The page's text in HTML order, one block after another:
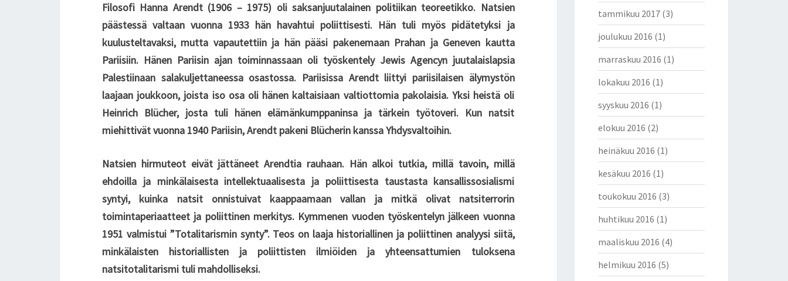
Filosofi Hanna Arendt (1906 – 1975) oli saksanjuutalainen politiikan teoreetikko. Natsien
päästessä valtaan vuonna 1933 hän havahtui poliittisesti. Hän tuli myös pidätetyksi ja
kuulusteltavaksi, mutta vapautettiin ja hän pääsi pakenemaan Prahan ja Geneven kautta
Pariisiin. Hänen Pariisin ajan toiminnassaan oli työskentely Jewis Agencyn juutalaislapsia
Palestiinaan salakuljettaneessa osastossa. Pariisissa Arendt liittyi pariisilaisen älymystön
laajaan joukkoon, joista iso osa oli hänen kaltaisiaan valtiottomia pakolaisia. Yksi heistä oli
Heinrich Blücher, josta tuli hänen elämänkumppaninsa ja tärkein työtoveri. Kun natsit
miehittivät vuonna 1940 Pariisin, Arendt pakeni Blücherin kanssa Yhdysvaltoihin.
Natsien hirmuteot eivät jättäneet Arendtia rauhaan. Hän alkoi tutkia, millä tavoin, millä
ehdoilla ja minkälaisesta intellektuaalisesta ja poliittisesta taustasta kansallissosialismi
syntyi, kuinka natsit onnistuivat kaappaamaan vallan ja mitkä olivat natsiterrorin
toimintaperiaatteet ja poliittinen merkitys. Kymmenen vuoden työskentelyn jälkeen vuonna
1951 valmistui ”Totalitarismin synty”. Teos on laaja historiallinen ja poliittinen analyysi siitä,
minkälaisten historiallisten ja poliittisten ilmiöiden ja yhteensattumien tuloksena
natsitotalitarismi tuli mahdolliseksi.
tammikuu 2017(3)
joulukuu 2016 (1)
marraskuu 2016 (1)
lokakuu 2016 (1)
syyskuu 2016 (1)
elokuu 2016 (2)
heinäkuu 2016 (1)
kesäkuu 2016 (1)
toukokuu 2016 (3)
huhtikuu 2016 (1)
maaliskuu 2016 (4)
helmikuu 2016 (5)